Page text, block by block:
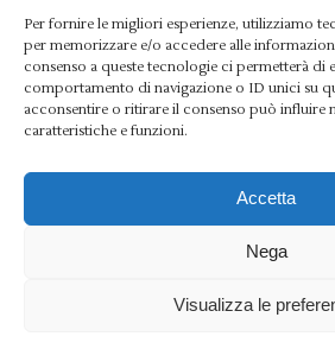
Per fornire le migliori esperienze, utilizziamo
per memorizzare e/o accedere alle
consenso a queste tecnologie ci permetterà di
comportamento di navigazione o ID unici su
acconsentire o ritirare il consenso può influire
caratteristiche e funzioni.
Accetta
Nega
Visualizza le
corsi, ricordando che al
dell’iscrizione occorre
il certificato medico sportivo
Circoloallo06-8074793.
Scarica il pdf